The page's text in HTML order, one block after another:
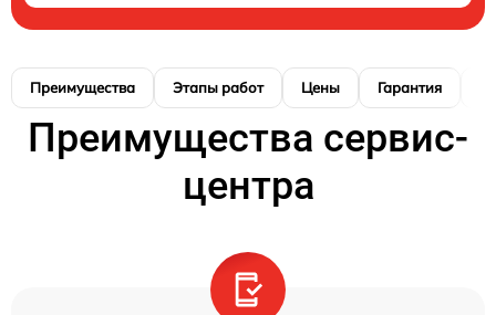
Преимущества Этапы работ Цены Гарантия
Преимущества сервис-
центра